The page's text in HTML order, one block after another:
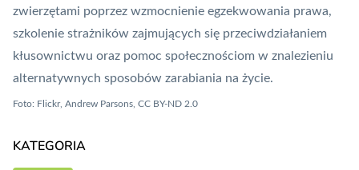
zwierzętami poprzez wzmocnienie egzekwowania prawa,
szkolenie strażników zajmujących się przeciwdziałaniem
kłusownictwu oraz pomoc społecznościom w znalezieniu
alternatywnych sposobów zarabiania na życie.
Foto: Flickr, Andrew Parsons, CC BY-ND 2.0
KATEGORIA